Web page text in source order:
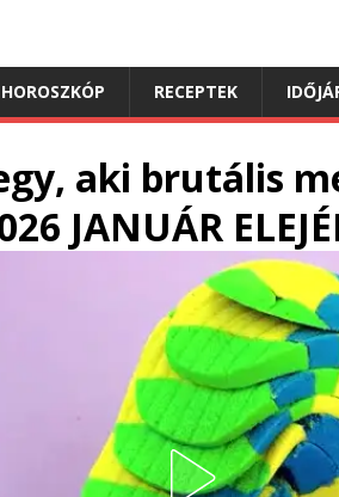
HOROSZKÓP RECEPTEK
aki brutális
JANUÁR